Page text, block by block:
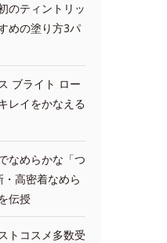
のティントリッ
めの塗り方3パ
ブライト ロー
レイをかなえる
なめらかな「つ
高密着なめら
伝授
トコスメ多数受